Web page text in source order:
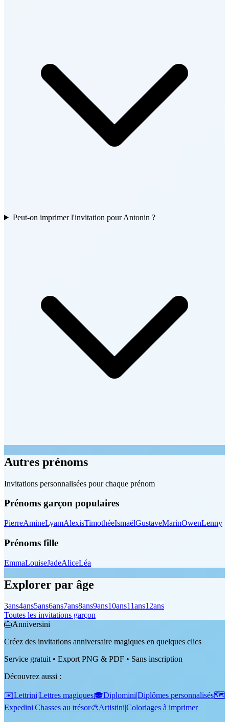
Peut-on imprimer l'invitation pour Antonin ?
Autres prénoms
Invitations personnalisées pour chaque prénom
Prénoms garçon populaires
PierreAmineLyamAlexisTimothéeIsmaëlGustaveMarinOwenLenny
Prénoms fille
EmmaLouiseJadeAliceLéa
Explorer par âge
3ans4ans5ans6ans7ans8ans9ans10ans11ans12ans
Toutes les invitations garçon
🎂Anniversini
Créez des invitations anniversaire magiques en quelques clics
Service gratuit • Export PNG & PDF • Sans inscription
Découvrez aussi :
✉️Lettrini|Lettres magiques🎓Diplomini|Diplômes personnalisés🗺️
Expedini|Chasses au trésor🎨Artistini|Coloriages à imprimer